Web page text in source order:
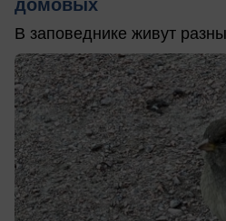
домовых
В заповеднике живут